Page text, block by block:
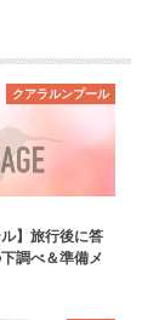
クアラルンプール
ル】旅行後に答
調べ＆準備メ